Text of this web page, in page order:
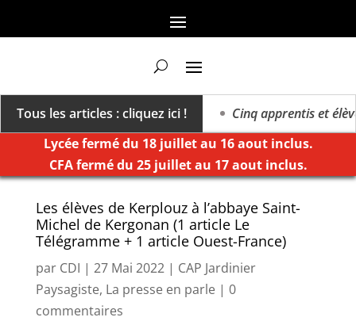
Tous les articles : cliquez ici !
un millésime des extrêmes »
Cinq apprentis et
Lycée fermé du 18 juillet au 16 aout inclus.
CFA fermé du 25 juillet au 17 aout inclus.
Les élèves de Kerplouz à l’abbaye Saint-
Michel de Kergonan (1 article Le
Télégramme + 1 article Ouest-France)
par CDI | 27 Mai 2022| CAP Jardinier
Paysagiste, La presse en parle| 0
commentaires